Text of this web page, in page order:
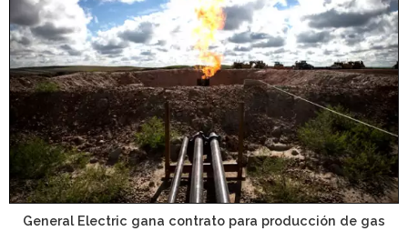
General Electric gana contrato para producción de gas